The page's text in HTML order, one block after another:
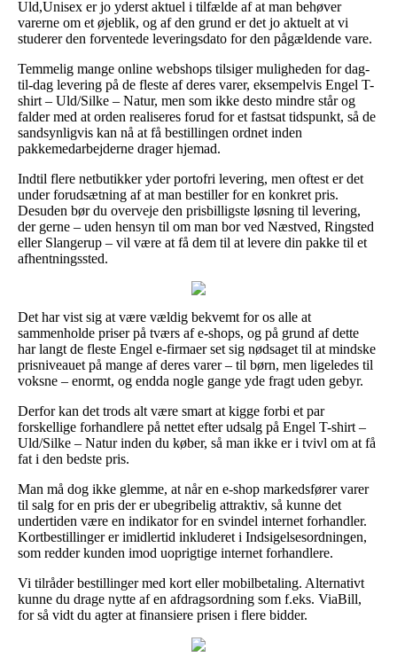
Uld,Unisex er jo yderst aktuel i tilfælde af at man behøver
varerne om et øjeblik, og af den grund er det jo aktuelt at vi
studerer den forventede leveringsdato for den pågældende vare.
Temmelig mange online webshops tilsiger muligheden for dag-
til-dag levering på de fleste af deres varer, eksempelvis Engel T-
shirt – Uld/Silke – Natur, men som ikke desto mindre står og
falder med at orden realiseres forud for et fastsat tidspunkt, så de
sandsynligvis kan nå at få bestillingen ordnet inden
pakkemedarbejderne drager hjemad.
Indtil flere netbutikker yder portofri levering, men oftest er det
under forudsætning af at man bestiller for en konkret pris.
Desuden bør du overveje den prisbilligste løsning til levering,
der gerne – uden hensyn til om man bor ved Næstved, Ringsted
eller Slangerup – vil være at få dem til at levere din pakke til et
afhentningssted.
Det har vist sig at være vældig bekvemt for os alle at
sammenholde priser på tværs af e-shops, og på grund af dette
har langt de fleste Engel e-firmaer set sig nødsaget til at mindske
prisniveauet på mange af deres varer – til børn, men ligeledes til
voksne – enormt, og endda nogle gange yde fragt uden gebyr.
Derfor kan det trods alt være smart at kigge forbi et par
forskellige forhandlere på nettet efter udsalg på Engel T-shirt –
Uld/Silke – Natur inden du køber, så man ikke er i tvivl om at få
fat i den bedste pris.
Man må dog ikke glemme, at når en e-shop markedsfører varer
til salg for en pris der er ubegribelig attraktiv, så kunne det
undertiden være en indikator for en svindel internet forhandler.
Kortbestillinger er imidlertid inkluderet i Indsigelsesordningen,
som redder kunden imod uoprigtige internet forhandlere.
Vi tilråder bestillinger med kort eller mobilbetaling. Alternativt
kunne du drage nytte af en afdragsordning som f.eks. ViaBill,
for så vidt du agter at finansiere prisen i flere bidder.